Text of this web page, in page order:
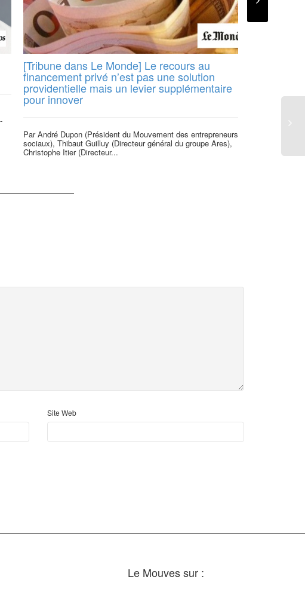
[Tribune dans Le Monde] Le recours au
financement privé n’est pas une solution
providentielle mais un levier supplémentaire
pour innover
Par André Dupon (Président du Mouvement des entrepreneurs
sociaux), Thibaut Guilluy (Directeur général du groupe Ares),
Christophe Itier (Directeur...
également au
Site Web
Le Mouves sur :